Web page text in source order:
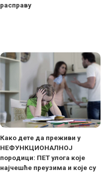
расправу
Како дете да преживи у
НЕФУНКЦИОНАЛНОЈ
породици: ПЕТ улога које
најчешће преузима и које су